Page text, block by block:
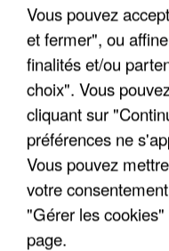
APRÈS TOUTES
DE FAUNE
Vous pouvez
et fermer", ou
finalités et/ou
choix". Vous
cliquant sur
préférences ne
Vous pouvez
votre
"Gérer les
page.